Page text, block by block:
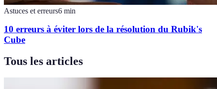
Astuces et erreurs6 min
10 erreurs à éviter lors de la résolution du Rubik's
Cube
Tous les articles